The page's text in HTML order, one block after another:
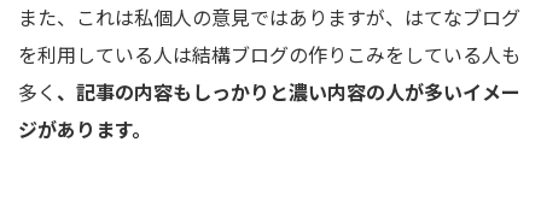
また、これは私個人の意見ではありますが、はてなブログ
を利用している人は結構ブログの作りこみをしている人も
多く 、記事の内容もしっかりと濃い内容の人が多いイメー
ジがあります。